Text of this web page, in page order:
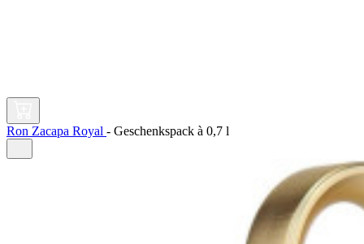
Ron Zacapa Royal - Geschenkspack à 0,7 l